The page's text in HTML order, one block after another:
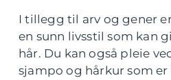
I tillegg til arv og gener
en sunn livsstil som kan
hår. Du kan også pleie
sjampo og hårkur som